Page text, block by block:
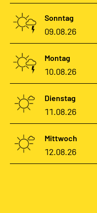
Sonntag
09.08.26
Montag
10.08.26
Dienstag
11.08.26
Mittwoch
12.08.26